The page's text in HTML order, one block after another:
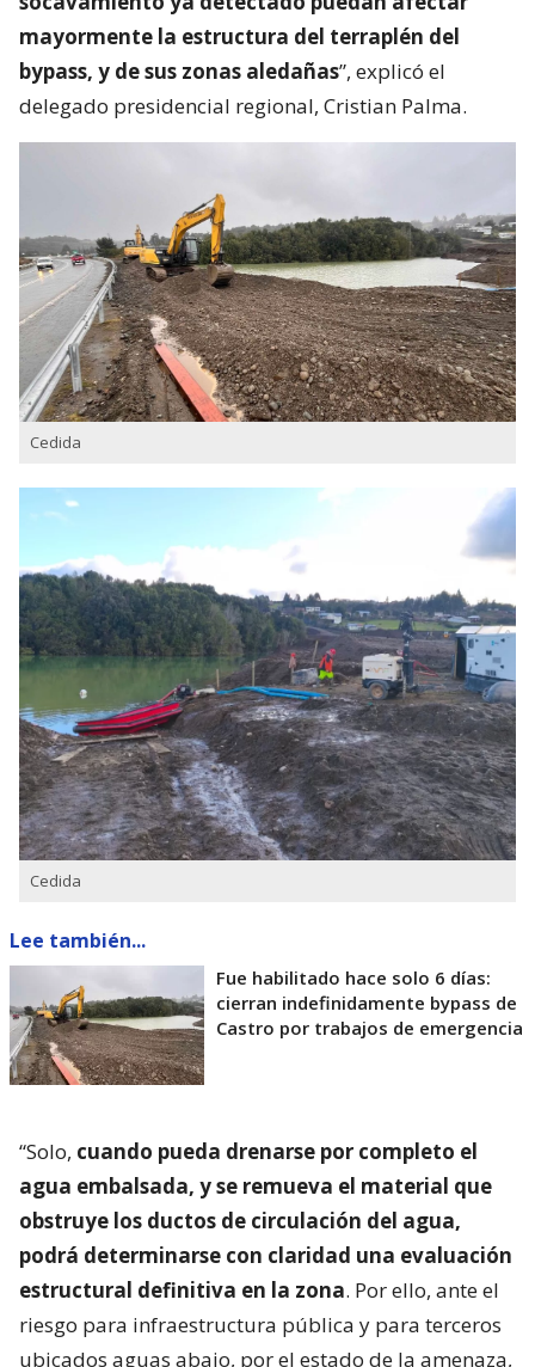
mayormente la estructura del terraplén del
bypass, y de sus zonas aledañas”, explicó el
delegado presidencial regional, Cristian Palma.
Cedida
Cedida
Lee también...
Fue habilitado hace solo 6 días:
cierran indefinidamente bypass de
Castro por trabajos de emergencia
“Solo, cuando pueda drenarse por completo el
agua embalsada, y se remueva el material que
obstruye los ductos de circulación del agua,
podrá determinarse con claridad una evaluación
estructural definitiva en la zona. Por ello, ante el
riesgo para infraestructura pública y para terceros
ubicados aguas abajo, por el estado de la amenaza,